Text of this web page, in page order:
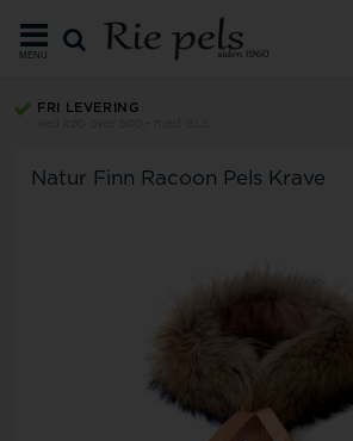
MENU
FRI LEVERING
Natur Finn Racoon Pels Krave